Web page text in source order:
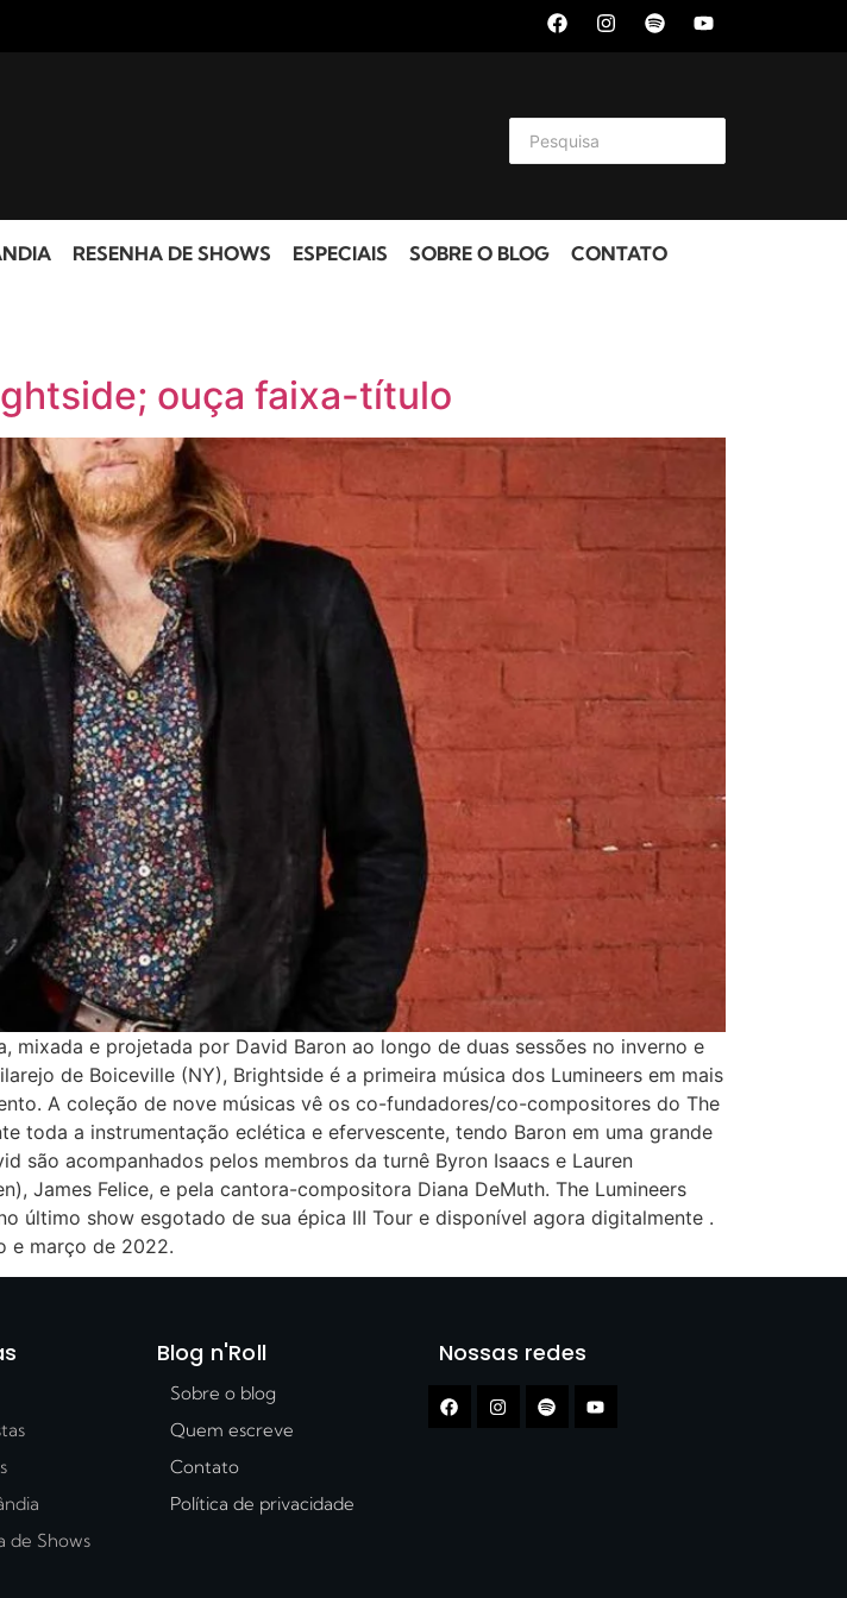
RESENHA DE SHOWS ESPECIAIS SOBRE O BLOG CONTATO
ouça faixa-título
e projetada por David Baron ao longo de duas sessões no inverno e
de Boiceville (NY), Brightside é a primeira música dos Lumineers em mais
A coleção de nove músicas vê os co-fundadores/co-compositores do The
toda a instrumentação eclética e efervescente, tendo Baron em uma grande
são acompanhados pelos membros da turnê Byron Isaacs e Lauren
James Felice, e pela cantora-compositora Diana DeMuth. The Lumineers
último show esgotado de sua épica III Tour e disponível agora digitalmente .
e março de 2022.
de Shows
Blog n'Roll
Sobre o blog
Quem escreve
Contato
Política de privacidade
Nossas redes